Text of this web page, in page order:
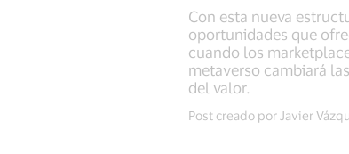
Con esta nueva
oportunidades que
cuando los
metaverso cambiará
del valor.
Post creado por Javier